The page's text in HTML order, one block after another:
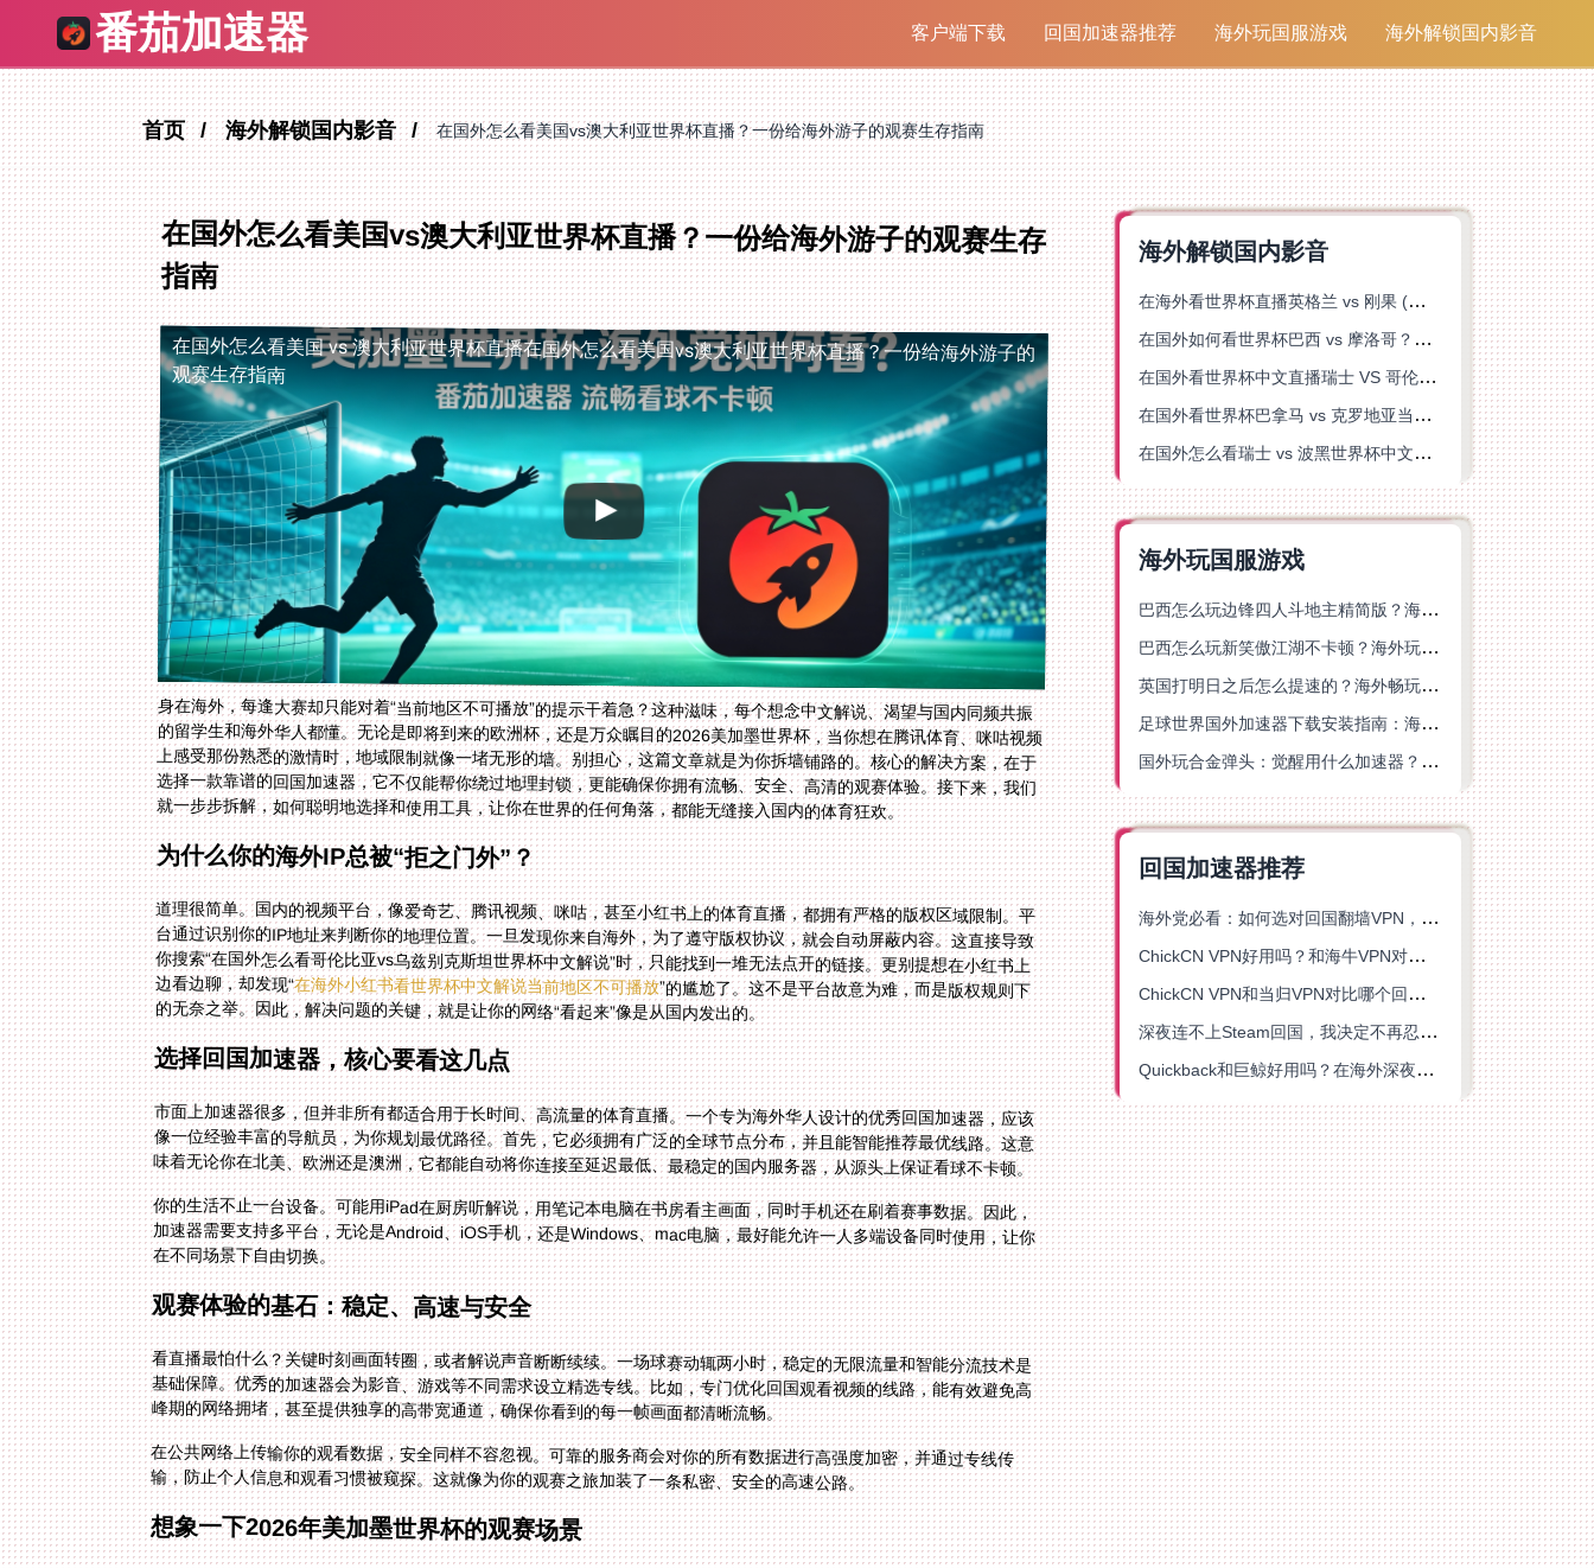
番茄加速器 客户端下载 回国加速器推荐 海外玩国服游戏 海外解锁国内影音
首页 海外解锁国内影音 在国外怎么看美国vs澳大利亚世界杯直播？一份给海外游子的观赛生存指南
在国外怎么看美国vs澳大利亚世界杯直播？一份给海外游子的观赛生存
指南
在国外怎么看美国 vs 澳大利亚世界杯直播在国外怎么看美国vs澳大利亚世界杯直播？一份给海外游子的
观赛生存指南
身在海外，每逢大赛却只能对着“当前地区不可播放”的提示干着急？这种滋味，每个想念中文解说、渴望与国内同频共振
的留学生和海外华人都懂。无论是即将到来的欧洲杯，还是万众瞩目的2026美加墨世界杯，当你想在腾讯体育、咪咕视频
上感受那份熟悉的激情时，地域限制就像一堵无形的墙。别担心，这篇文章就是为你拆墙铺路的。核心的解决方案，在于
选择一款靠谱的回国加速器，它不仅能帮你绕过地理封锁，更能确保你拥有流畅、安全、高清的观赛体验。接下来，我们
就一步步拆解，如何聪明地选择和使用工具，让你在世界的任何角落，都能无缝接入国内的体育狂欢。
为什么你的海外IP总被“拒之门外”？
道理很简单。国内的视频平台，像爱奇艺、腾讯视频、咪咕，甚至小红书上的体育直播，都拥有严格的版权区域限制。平
台通过识别你的IP地址来判断你的地理位置。一旦发现你来自海外，为了遵守版权协议，就会自动屏蔽内容。这直接导致
你搜索“在国外怎么看哥伦比亚vs乌兹别克斯坦世界杯中文解说”时，只能找到一堆无法点开的链接。更别提想在小红书上
边看边聊，却发现“在海外小红书看世界杯中文解说当前地区不可播放”的尴尬了。这不是平台故意为难，而是版权规则下
的无奈之举。因此，解决问题的关键，就是让你的网络“看起来”像是从国内发出的。
选择回国加速器，核心要看这几点
市面上加速器很多，但并非所有都适合用于长时间、高流量的体育直播。一个专为海外华人设计的优秀回国加速器，应该
像一位经验丰富的导航员，为你规划最优路径。首先，它必须拥有广泛的全球节点分布，并且能智能推荐最优线路。这意
味着无论你在北美、欧洲还是澳洲，它都能自动将你连接至延迟最低、最稳定的国内服务器，从源头上保证看球不卡顿。
你的生活不止一台设备。可能用iPad在厨房听解说，用笔记本电脑在书房看主画面，同时手机还在刷着赛事数据。因此，
加速器需要支持多平台，无论是Android、iOS手机，还是Windows、mac电脑，最好能允许一人多端设备同时使用，让你
在不同场景下自由切换。
观赛体验的基石：稳定、高速与安全
看直播最怕什么？关键时刻画面转圈，或者解说声音断断续续。一场球赛动辄两小时，稳定的无限流量和智能分流技术是
基础保障。优秀的加速器会为影音、游戏等不同需求设立精选专线。比如，专门优化回国观看视频的线路，能有效避免高
峰期的网络拥堵，甚至提供独享的高带宽通道，确保你看到的每一帧画面都清晰流畅。
在公共网络上传输你的观看数据，安全同样不容忽视。可靠的服务商会对你的所有数据进行高强度加密，并通过专线传
输，防止个人信息和观看习惯被窥探。这就像为你的观赛之旅加装了一条私密、安全的高速公路。
想象一下2026年美加墨世界杯的观赛场景
海外解锁国内影音
在海外看世界杯直播英格兰 vs 刚果 (金)当前地区不可播放？这篇指南帮你突破所有限制
在国外如何看世界杯巴西 vs 摩洛哥？海外党专属体育观赛指南来了
在国外看世界杯中文直播瑞士 VS 哥伦比亚当前地区不可播放？这篇指南帮你搞定
在国外看世界杯巴拿马 vs 克罗地亚当前地区不可播放？这篇指南帮你轻松解决海外体育直播难题
在国外怎么看瑞士 vs 波黑世界杯中文解说？这篇指南帮你搞定所有地区限制问题
海外玩国服游戏
巴西怎么玩边锋四人斗地主精简版？海外游戏党的加速器终极选择
巴西怎么玩新笑傲江湖不卡顿？海外玩家国服游戏加速终极指南（附猫和老鼠一梦江湖实测）
英国打明日之后怎么提速的？海外畅玩国服游戏终极指南
足球世界国外加速器下载安装指南：海外党畅玩国服游戏的终极解决方案
国外玩合金弹头：觉醒用什么加速器？一份写给海外游子的畅玩指南
回国加速器推荐
海外党必看：如何选对回国翻墙VPN，无缝解锁国内资源？
ChickCN VPN好用吗？和海牛VPN对比哪个回国效果更好？
ChickCN VPN和当归VPN对比哪个回国效果更好？海外党亲测后选了它
深夜连不上Steam回国，我决定不再忍受这数字鸿沟
Quickback和巨鲸好用吗？在海外深夜想刷B站、追爱奇艺的你，或许正需要这份答案